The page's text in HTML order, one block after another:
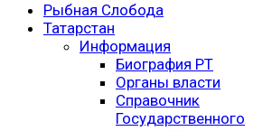
Рыбная Слобода
Татарстан
Информация
Биография РТ
Органы власти
Справочник
Государственного